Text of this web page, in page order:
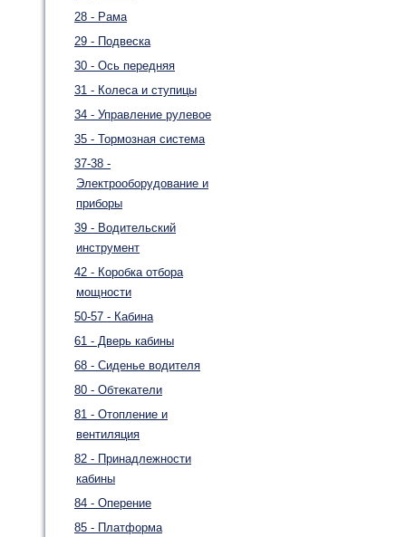
28 - Рама
29 - Подвеска
30 - Ось передняя
31 - Колеса и ступицы
34 - Управление рулевое
35 - Тормозная система
37-38 -
Электрооборудование и
приборы
39 - Водительский
инструмент
42 - Коробка отбора
мощности
50-57 - Кабина
61 - Дверь кабины
68 - Сиденье водителя
80 - Обтекатели
81 - Отопление и
вентиляция
82 - Принадлежности
кабины
84 - Оперение
85 - Платформа